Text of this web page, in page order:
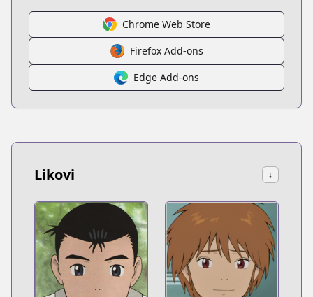
Chrome Web Store
Firefox Add-ons
Edge Add-ons
Likovi ↓